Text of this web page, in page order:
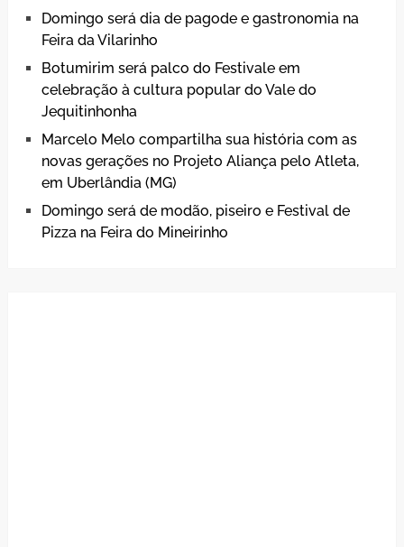
Domingo será dia de pagode e gastronomia na
Feira da Vilarinho
Botumirim será palco do Festivale em
celebração à cultura popular do Vale do
Jequitinhonha
Marcelo Melo compartilha sua história com as
novas gerações no Projeto Aliança pelo Atleta,
em Uberlândia (MG)
Domingo será de modão, piseiro e Festival de
Pizza na Feira do Mineirinho